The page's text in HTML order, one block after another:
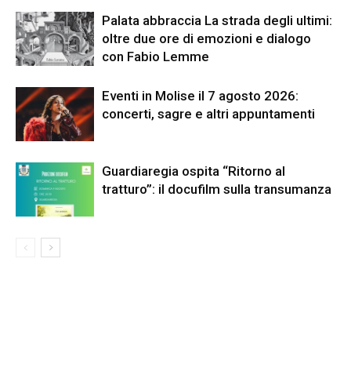
Palata abbraccia La strada degli ultimi:
oltre due ore di emozioni e dialogo
con Fabio Lemme
Eventi in Molise il 7 agosto 2026:
concerti, sagre e altri appuntamenti
Guardiaregia ospita “Ritorno al
tratturo”: il docufilm sulla transumanza